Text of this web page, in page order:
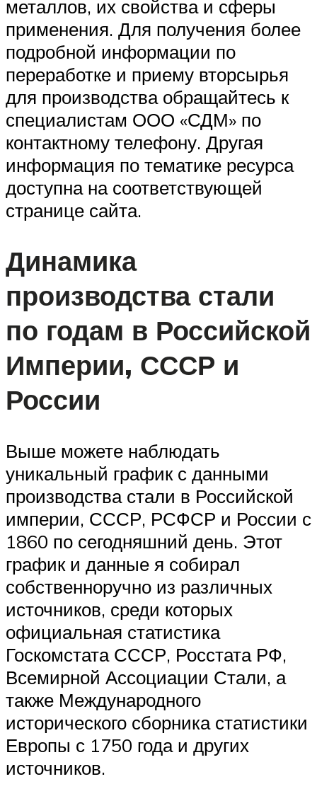
металлов, их свойства и сферы
применения. Для получения более
подробной информации по
переработке и приему вторсырья
для производства обращайтесь к
специалистам ООО «СДМ» по
контактному телефону. Другая
информация по тематике ресурса
доступна на соответствующей
странице сайта.
Динамика
производства стали
по годам в Российской
Империи, СССР и
России
Выше можете наблюдать
уникальный график с данными
производства стали в Российской
империи, СССР, РСФСР и России с
1860 по сегодняшний день. Этот
график и данные я собирал
собственноручно из различных
источников, среди которых
официальная статистика
Госкомстата СССР, Росстата РФ,
Всемирной Ассоциации Стали, а
также Международного
исторического сборника статистики
Европы с 1750 года и других
источников.